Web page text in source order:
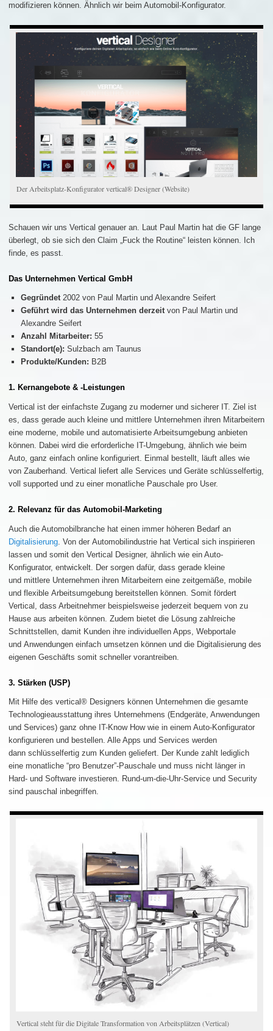
modifizieren können. Ähnlich wir beim Automobil-Konfigurator.
Der Arbeitsplatz-Konfigurator vertical® Designer (Website)
Schauen wir uns Vertical genauer an. Laut Paul Martin hat die GF lange
überlegt, ob sie sich den Claim „Fuck the Routine“ leisten können. Ich
finde, es passt.
Das Unternehmen Vertical GmbH
Gegründet2002 von Paul Martin und Alexandre Seifert
Geführt wird das Unternehmen derzeitvon Paul Martin und
Alexandre Seifert
Anzahl Mitarbeiter: 55
Standort(e): Sulzbach am Taunus
Produkte/Kunden: B2B
1. Kernangebote & -Leistungen
Vertical ist der einfachste Zugang zu moderner und sicherer IT. Ziel ist
es, dass gerade auch kleine und mittlere Unternehmen ihren Mitarbeitern
eine moderne, mobile und automatisierte Arbeitsumgebung anbieten
können. Dabei wird die erforderliche IT-Umgebung, ähnlich wie beim
Auto, ganz einfach online konfiguriert. Einmal bestellt, läuft alles wie
von Zauberhand. Vertical liefert alle Services und Geräte schlüsselfertig,
voll supported und zu einer monatliche Pauschale pro User.
2. Relevanz für das Automobil-Marketing
Auch die Automobilbranche hat einen immer höheren Bedarf an
Digitalisierung . Von der Automobilindustrie hat Vertical sich inspirieren
lassen und somit den Vertical Designer, ähnlich wie ein Auto-
Konfigurator, entwickelt. Der sorgen dafür, dass gerade kleine
und mittlere Unternehmen ihren Mitarbeitern eine zeitgemäße, mobile
und flexible Arbeitsumgebung bereitstellen können. Somit fördert
Vertical, dass Arbeitnehmer beispielsweise jederzeit bequem von zu
Hause aus arbeiten können. Zudem bietet die Lösung zahlreiche
Schnittstellen, damit Kunden ihre individuellen Apps, Webportale
und Anwendungen einfach umsetzen können und die Digitalisierung des
eigenen Geschäfts somit schneller vorantreiben.
3. Stärken (USP)
Mit Hilfe des vertical® Designers können Unternehmen die gesamte
Technologieausstattung ihres Unternehmens (Endgeräte, Anwendungen
und Services) ganz ohne IT-Know How wie in einem Auto-Konfigurator
konfigurieren und bestellen. Alle Apps und Services werden
dann schlüsselfertig zum Kunden geliefert. Der Kunde zahlt lediglich
eine monatliche “pro Benutzer”-Pauschale und muss nicht länger in
Hard- und Software investieren. Rund-um-die-Uhr-Service und Security
sind pauschal inbegriffen.
Vertical steht für die Digitale Transformation von Arbeitsplätzen (Vertical)